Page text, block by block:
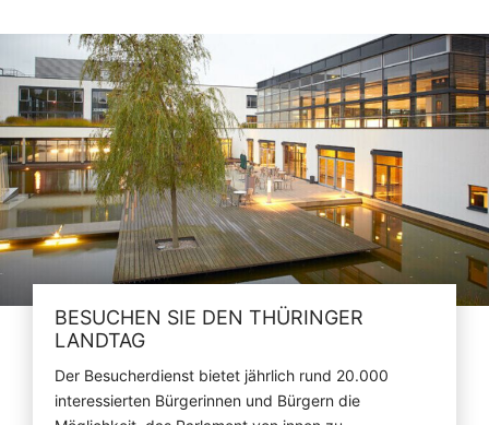
BESUCHEN SIE DEN THÜRINGER
LANDTAG
Der Besucherdienst bietet jährlich rund 20.000
interessierten Bürgerinnen und Bürgern die